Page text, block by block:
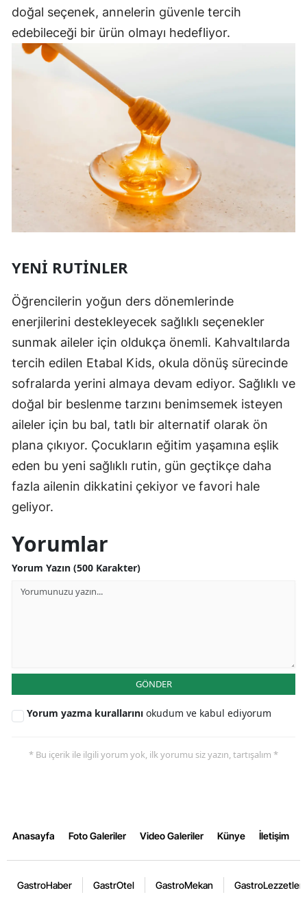
doğal seçenek, annelerin güvenle tercih
edebileceği bir ürün olmayı hedefliyor.
YENI RUTINLER
Öğrencilerin yoğun ders dönemlerinde
enerjilerini destekleyecek sağlıklı seçenekler
sunmak aileler için oldukça önemli. Kahvaltılarda
tercih edilen Etabal Kids, okula dönüş sürecinde
sofralarda yerini almaya devam ediyor. Sağlıklı ve
doğal bir beslenme tarzını benimsemek isteyen
aileler için bu bal, tatlı bir alternatif olarak ön
plana çıkıyor. Çocukların eğitim yaşamına eşlik
eden bu yeni sağlıklı rutin, gün geçtikçe daha
fazla ailenin dikkatini çekiyor ve favori hale
geliyor.
Yorumlar
Yorum Yazın (500 Karakter)
GÖNDER
Yorum yazma kurallarını okudum ve kabul ediyorum
* Bu içerik ile ilgili yorum yok, ilk yorumu siz yazın, tartışalım *
Anasayfa Foto Galeriler Video Galeriler Künye İletişim
GastroHaber GastrOtel GastroMekan GastroLezzetler